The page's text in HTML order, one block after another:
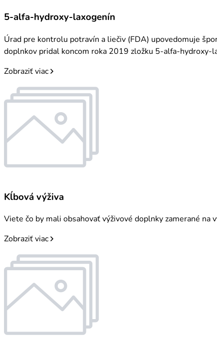
5-alfa-hydroxy-laxogenín
Úrad pre kontrolu potravín a liečiv (FDA) upovedomuje
doplnkov pridal koncom roka 2019 zložku 5-alfa-hydroxy-
Zobraziť viac
Kĺbová výživa
Viete čo by mali obsahovať výživové doplnky zamerané
Zobraziť viac